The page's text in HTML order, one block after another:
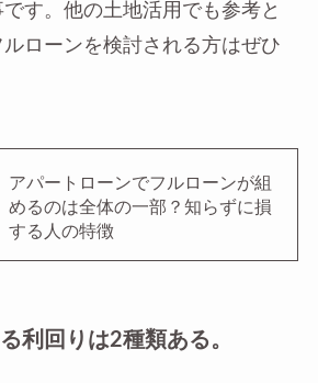
す。他の土地活用でも参考と
ローンを検討される方はぜひ
アパートローンでフルローンが組
めるのは全体の一部？知らずに損
する人の特徴
利回りは2種類ある。